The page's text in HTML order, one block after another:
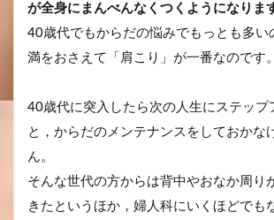
が全身にまんべんなくつくようになりま
40歳代でもからだの悩みでもっとも多い
満をおさえて「肩こり」が一番なのです。
40歳代に突入したら次の人生にステップ
と，からだのメンテナンスをしておかな
ん。
そんな世代の方からは背中やおなか周り
きたというほか，婦人科にいくほどでも